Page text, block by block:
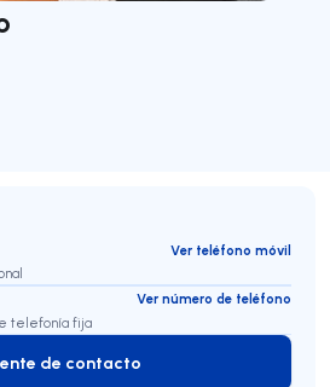
Ver teléfono móvil
Ver número de teléfono
telefonía fija
Agente de contacto
de contacto